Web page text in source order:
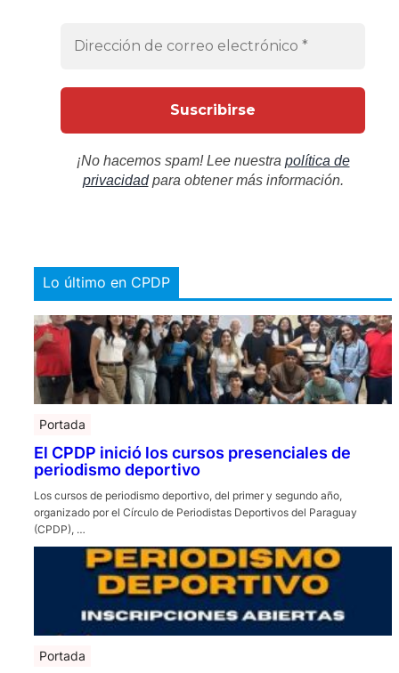
¡No hacemos spam! Lee nuestra política de
privacidadpara obtener más información.
Lo último en CPDP
Portada
El CPDP inició los cursos presenciales de
periodismo deportivo
Los cursos de periodismo deportivo, del primer y segundo año,
organizado por el Círculo de Periodistas Deportivos del Paraguay
(CPDP), …
Portada